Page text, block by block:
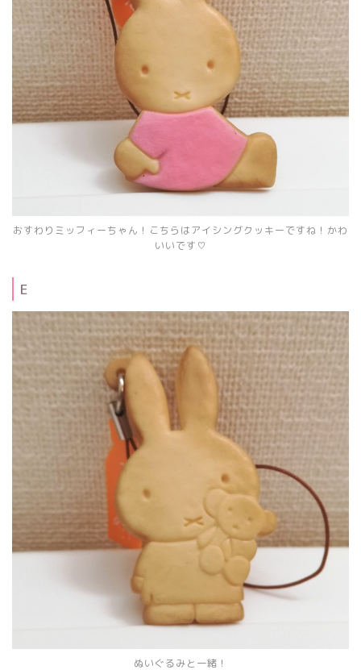
おすわりミッフィーちゃん！こちらはアイシングクッキーですね！かわ
いいです♡
E
ぬいぐるみと一緒！